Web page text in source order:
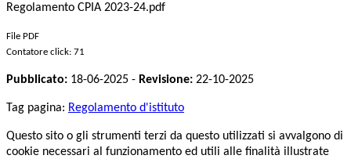
Regolamento CPIA 2023-24.pdf
File PDF
Contatore click: 71
Pubblicato: 18-06-2025 - Revisione: 22-10-2025
Tag pagina: Regolamento d'istituto
Questo sito o gli strumenti terzi da questo utilizzati si avvalgono di
cookie necessari al funzionamento ed utili alle finalità illustrate